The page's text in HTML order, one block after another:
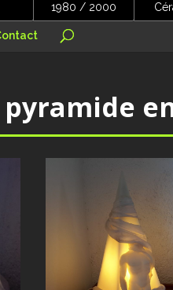
1980 / 2000